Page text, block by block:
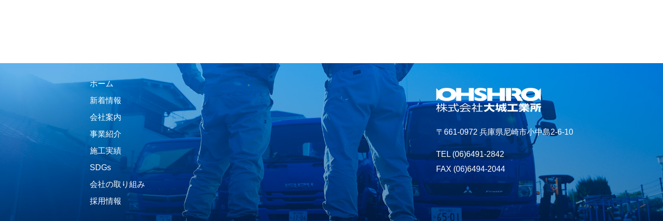
ホーム
新着情報
会社案内
事業紹介
施工実績
SDGs
会社の取り組み
採用情報
〒661-0972 兵庫県尼崎市小中島2-6-10
TEL(06)6491-2842
FAX (06)6494-2044